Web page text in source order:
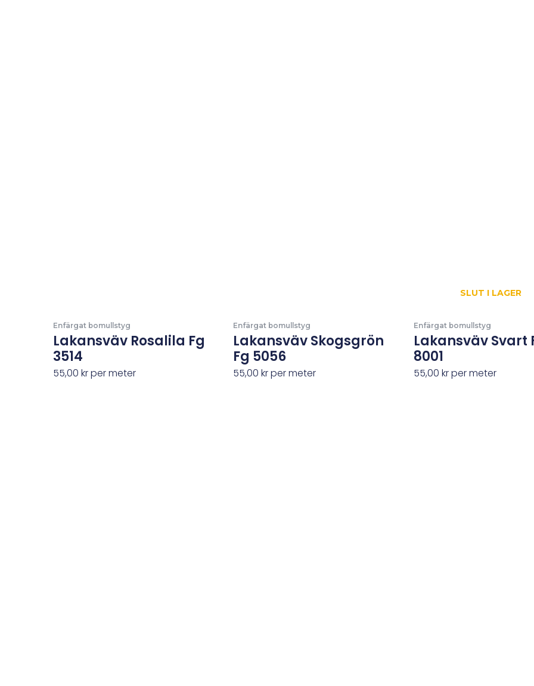
Enfärgat bomullstyg
Lakansväv Rosalila Fg
3514
55,00 krper meter
Enfärgat bomullstyg
Lakansväv Skogsgrön
Fg 5056
55,00krper meter
SLUT I LAGER
Enfärgat bomullstyg
Lakansväv Svart
8001
55,00 krper meter